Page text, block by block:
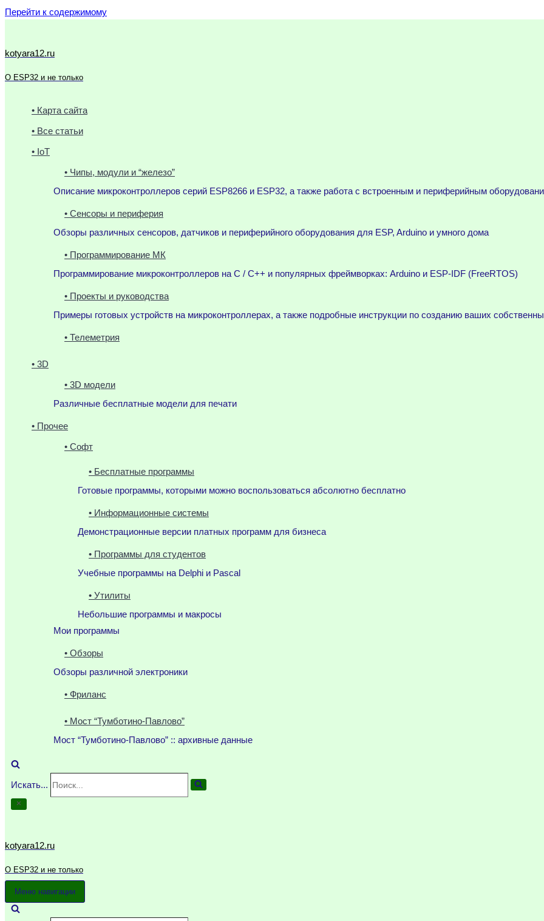
Перейти к содержимому
kotyara12.ru
О ESP32 и не только
• Карта сайта
• Все статьи
• IoT
• Чипы, модули и “железо”
Описание микроконтроллеров серий ESP8266 и ESP32, а также работа с встроенным и периферийным
• Сенсоры и периферия
Обзоры различных сенсоров, датчиков и периферийного оборудования для ESP, Arduino и умного дома
• Программирование МК
Программирование микроконтроллеров на C / C++ и популярных фреймворках: Arduino и ESP-IDF (FreeRTOS)
• Проекты и руководства
Примеры готовых устройств на микроконтроллерах, а также подробные инструкции по созданию ваших
• Телеметрия
• 3D
• 3D модели
Различные бесплатные модели для печати
• Прочее
• Софт
• Бесплатные программы
Готовые программы, которыми можно воспользоваться абсолютно бесплатно
• Информационные системы
Демонстрационные версии платных программ для бизнеса
• Программы для студентов
Учебные программы на Delphi и Pascal
• Утилиты
Небольшие программы и макросы
Мои программы
• Обзоры
Обзоры различной электроники
• Фриланс
• Мост “Тумботино-Павлово”
Мост “Тумботино-Павлово” :: архивные данные
Искать...
kotyara12.ru
О ESP32 и не только
Меню навигации